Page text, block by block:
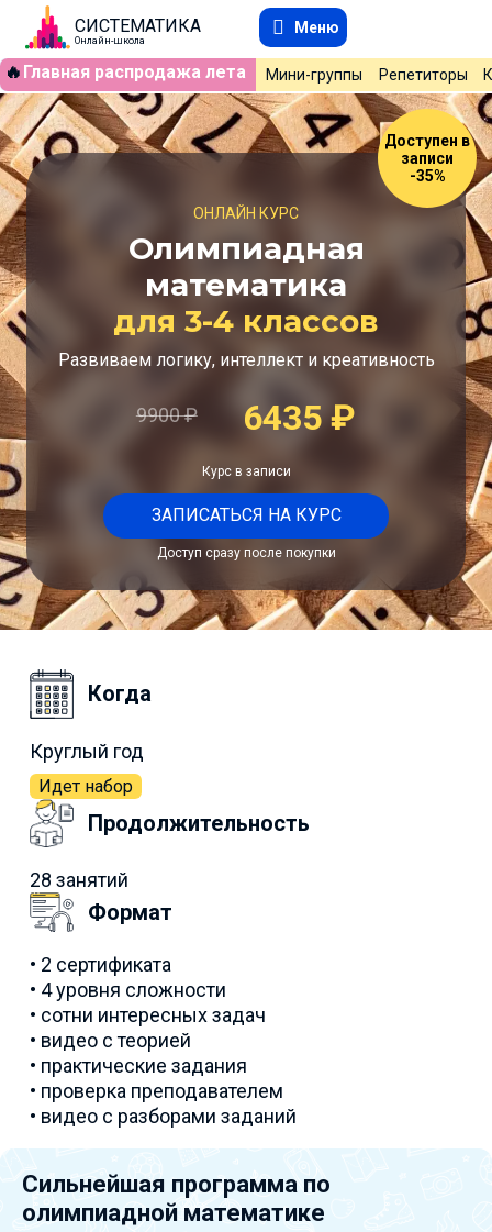
СИСТЕМАТИКА
Онлайн-школа
Меню
🔥 Главная распродажа лета Мини-группы Репетиторы
Доступен в
записи
-35%
ОНЛАЙН КУРС
Олимпиадная
математика
для 3-4 классов
Развиваем логику, интеллект и креативность
9900₽ 6435₽
Курс в записи
ЗАПИСАТЬСЯ НА КУРС
Доступ сразу после покупки
Когда
Круглый год
Идет набор
Продолжительность
28 занятий
Формат
• 2 сертификата
• 4 уровня сложности
• сотни интересных задач
• видео с теорией
• практические задания
• проверка преподавателем
• видео с разборами заданий
Сильнейшая программа по
олимпиадной математике